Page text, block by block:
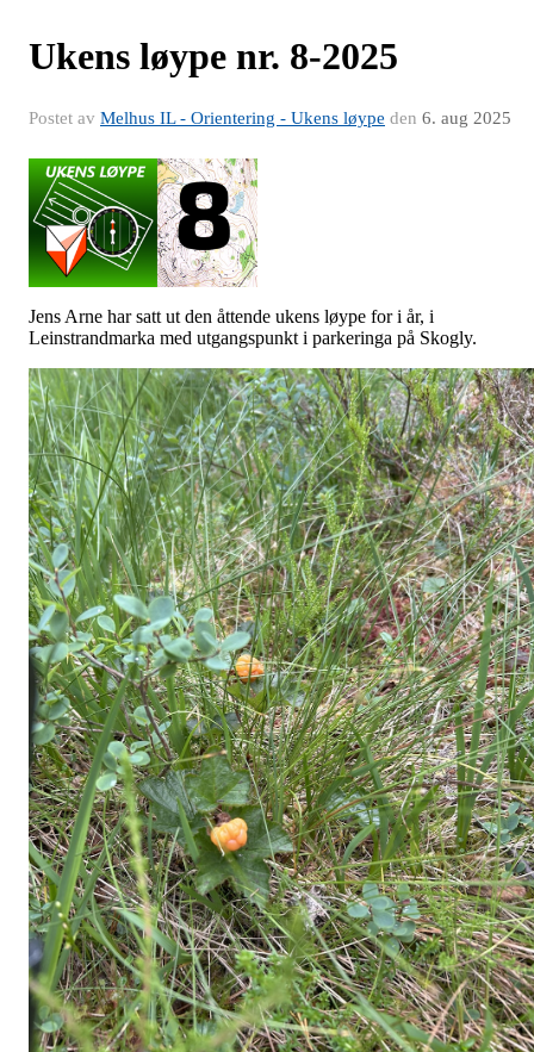
Ukens løype nr. 8-2025
Postet av Melhus IL - Orientering - Ukens løype den 6. aug 2025
Jens Arne har satt ut den åttende ukens løype for i år, i
Leinstrandmarka med utgangspunkt i parkeringa på Skogly.